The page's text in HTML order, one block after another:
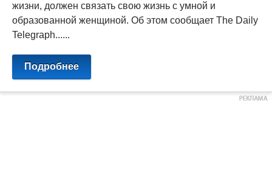
жизни, должен связать свою жизнь с умной и
образованной женщиной. Об этом сообщает The Daily
Telegraph......
Подробнее